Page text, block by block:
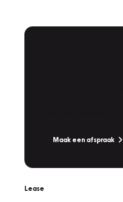
Maak een afspraak
Lease